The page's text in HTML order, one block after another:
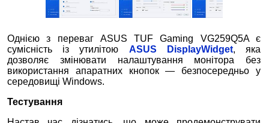
Однією з переваг ASUS TUF Gaming VG259Q5A є
сумісність із утилітою ASUS DisplayWidget, яка
дозволяє змінювати налаштування монітора без
використання апаратних кнопок — безпосередньо у
середовищі Windows.
Тестування